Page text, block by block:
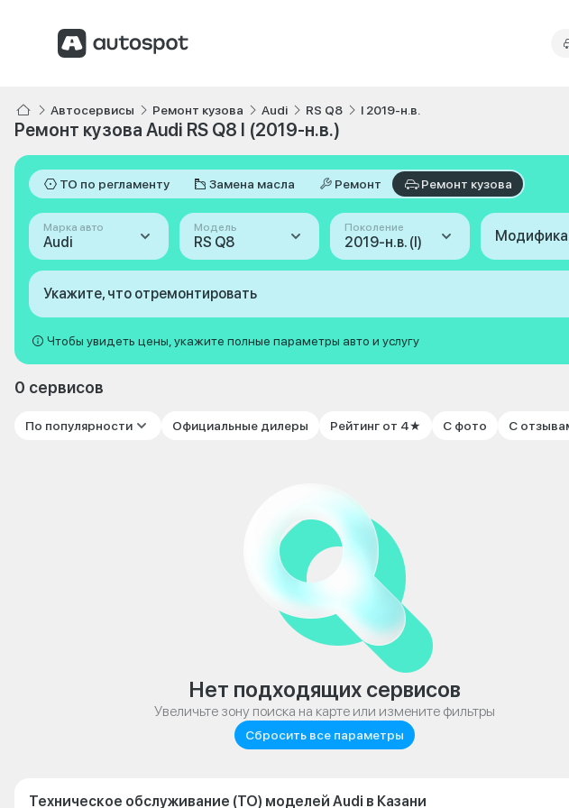
Автосервисы Ремонт кузова Audi RS Q8 I 2019-н.в.
Ремонт кузова Audi RS Q8 I (2019-н.в.)
ТО по регламенту Замена масла Ремонт Ремонт кузова
Марка авто
Audi
Модель
RS Q8
Поколение
2019-н.в. (I)
Укажите, что отремонтировать
Чтобы увидеть цены, укажите полные параметры авто и услугу
0 сервисов
По популярности Официальные дилеры Рейтинг от 4★ С фото С
Нет подходящих сервисов
Увеличьте зону поиска на карте или измените фильтры
Сбросить все параметры
Техническое обслуживание (ТО) моделей Audi в Казани